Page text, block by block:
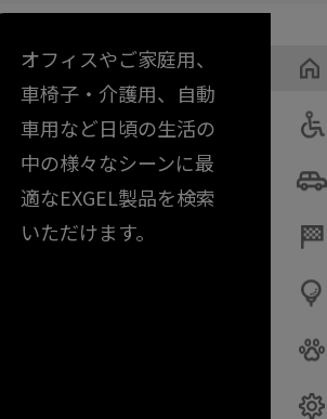
オフィスやご家庭用、
車椅子・介護用、自動
車用など日頃の生活の
中の様々なシーンに最
適なEXGEL製品を検索
いただけます。